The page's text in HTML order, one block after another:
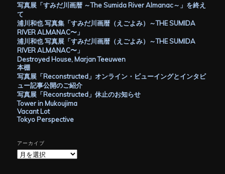
写真展「すみだ川画暦 ～The Sumida River Almanac～」を終え
て
浦川和也 写真集「すみだ川画暦（えごよみ）～THE SUMIDA
RIVER ALMANAC〜」
浦川和也 写真展「すみだ川画暦（えごよみ）～THE SUMIDA
RIVER ALMANAC〜」
Destroyed House, Marjan Teeuwen
本棚
写真展「Reconstructed」オンライン・ビューイングとインタビ
ュー記事公開のご紹介
写真展「Reconstructed」休止のお知らせ
Tower in Mukoujima
Vacant Lot
Tokyo Perspective
アーカイブ
ア
ー